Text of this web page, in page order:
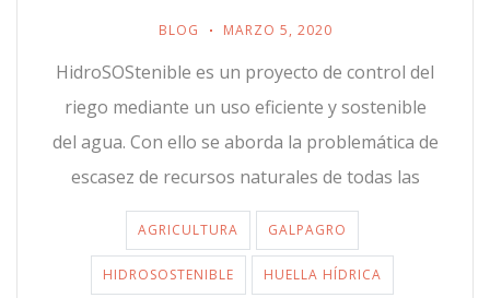
BLOG MARZO 5, 2020
HidroSOStenible es un proyecto de control del
riego mediante un uso eficiente y sostenible
del agua. Con ello se aborda la problemática de
escasez de recursos naturales de todas las
AGRICULTURA GALPAGRO
HIDROSOSTENIBLE HUELLA HÍDRICA